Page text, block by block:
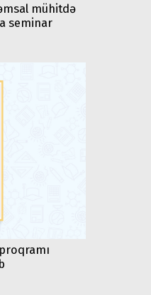
mühitdə
seminar